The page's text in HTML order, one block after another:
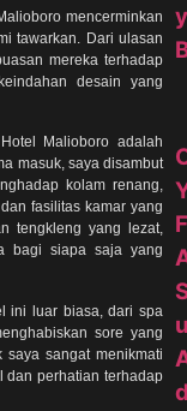
mencerminkan
tawarkan. Dari ulasan
mereka terhadap
desain yang
Malioboro adalah
masuk, saya disambut
kolam renang,
fasilitas kamar yang
tengkleng yang lezat,
bagi siapa saja yang
ini luar biasa, dari spa
sore yang
sangat menikmati
dan perhatian terhadap